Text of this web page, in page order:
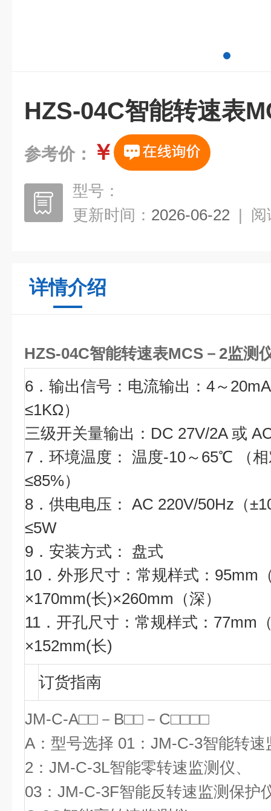
HZS-04C智能转速表
参考价： ￥
型号：
更新时间： 2026-06-22 | 阅
详情介绍
HZS-04C智能转速表MCS－2监测
6．输出信号：电流输出：4～
≤1KΩ）
三级开关量输出：DC 27V/2A 或
7．环境温度： 温度-10～65℃ （
≤85%）
8．供电电压： AC 220V/50Hz（
≤5W
9．安装方式： 盘式
10．外形尺寸：常规样式：95mm
×170mm(长)×260mm（深）
11．开孔尺寸：常规样式：77mm
×152mm(长)
订货指南
JM-C-A□□－B□□－C□□□□
A：型号选择 01：JM-C-3智能转速
2：JM-C-3L智能零转速监测仪、
03：JM-C-3F智能反转速监测保护